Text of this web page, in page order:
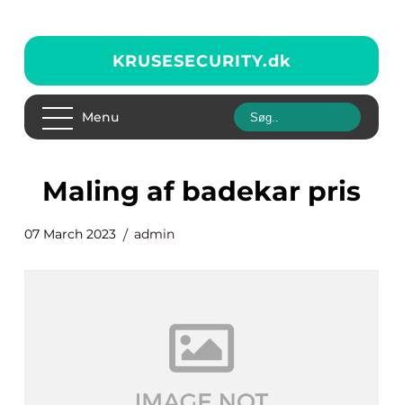
KRUSESECURITY.dk
Menu
Maling af badekar pris
07 March 2023 admin